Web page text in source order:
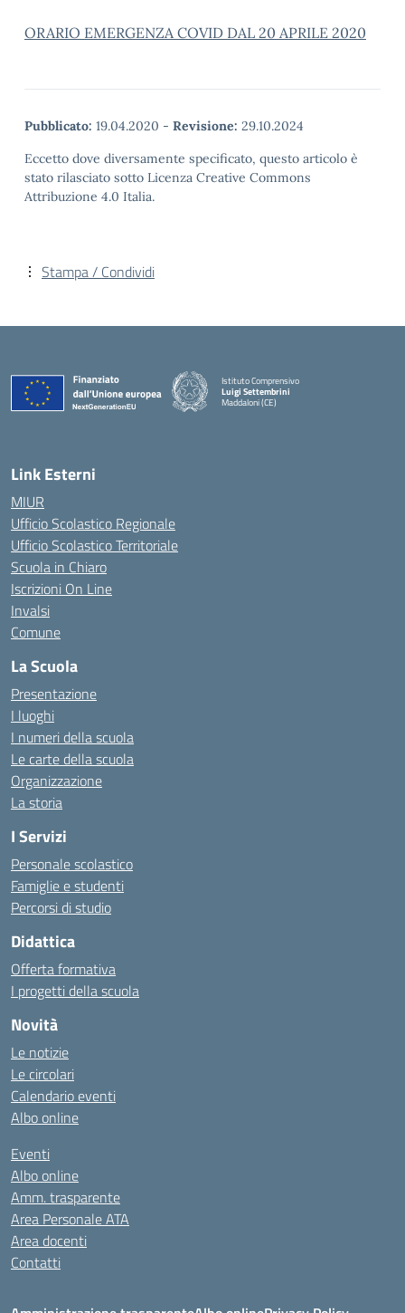
ORARIO EMERGENZA COVID DAL 20 APRILE 2020
Pubblicato: 19.04.2020 - Revisione: 29.10.2024
Eccetto dove diversamente specificato, questo articolo è
stato rilasciato sotto Licenza Creative Commons
Attribuzione 4.0 Italia.
Stampa / Condividi
Istituto Comprensivo
Luigi Settembrini
Maddaloni (CE)
Link Esterni
MIUR
Ufficio Scolastico Regionale
Ufficio Scolastico Territoriale
Scuola in Chiaro
Iscrizioni On Line
Invalsi
Comune
La Scuola
Presentazione
I luoghi
I numeri della scuola
Le carte della scuola
Organizzazione
La storia
I Servizi
Personale scolastico
Famiglie e studenti
Percorsi di studio
Didattica
Offerta formativa
I progetti della scuola
Novità
Le notizie
Le circolari
Calendario eventi
Albo online
Eventi
Albo online
Amm. trasparente
Area Personale ATA
Area docenti
Contatti